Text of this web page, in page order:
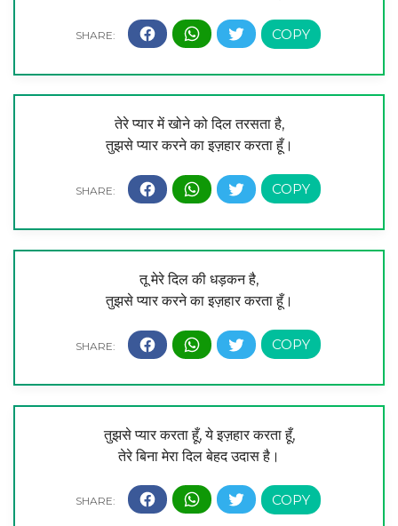
तेरे प्यार में खोने को दिल तरसता है,
तुझसे प्यार करने का इज़हार करता हूँ।
तू मेरे दिल की धड़कन है,
तुझसे प्यार करने का इज़हार करता हूँ।
तुझसे प्यार करता हूँ, ये इज़हार करता हूँ,
तेरे बिना मेरा दिल बेहद उदास है।